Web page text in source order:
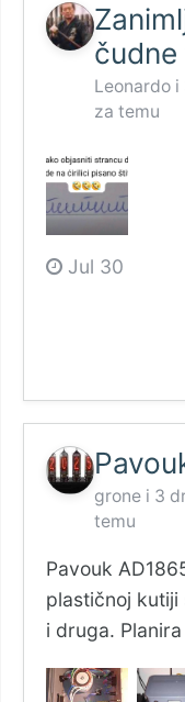
Leonardo i
za temu
Jul 30
grone i 3
temu
Pavouk
plastičnoj kutiji
i druga.